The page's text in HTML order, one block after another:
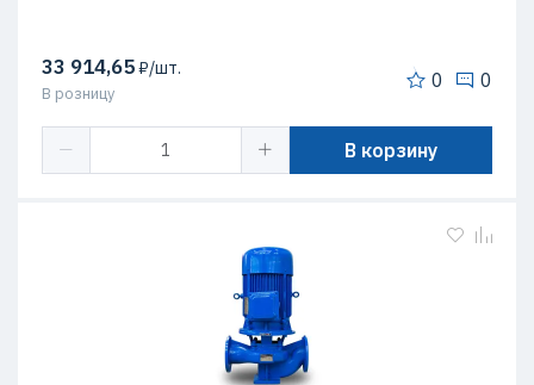
33 914,65₽/шт.
В розницу
0 0
В корзину